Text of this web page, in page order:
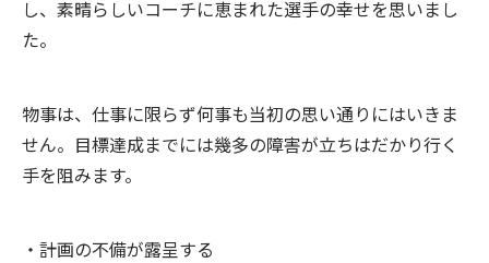
し、素晴らしいコーチに恵まれた選手の幸せを思いまし
た。
物事は、仕事に限らず何事も当初の思い通りにはいきま
せん。目標達成までには幾多の障害が立ちはだかり行く
手を阻みます。
・計画の不備が露呈する